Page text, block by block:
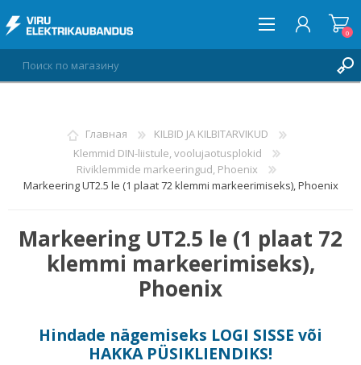
СПИСОК ПОЖЕЛАНИЙ 0
0
Главная
KILBID JA KILBITARVIKUD
Klemmid DIN-liistule, voolujaotusplokid
Riviklemmide markeeringud, Phoenix
Markeering UT2.5 le (1 plaat 72 klemmi markeerimiseks), Phoenix
Markeering UT2.5 le (1 plaat 72
klemmi markeerimiseks),
Phoenix
Hindade nägemiseks LOGI SISSE või
HAKKA PÜSIKLIENDIKS!